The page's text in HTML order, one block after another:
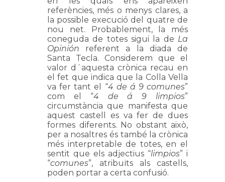
referències, més o menys clares, a
la possible execució del quatre de
nou net. Probablement, la més
coneguda de totes sigui la de La
Opinión referent a la diada de
Santa Tecla. Considerem que el
valor d´aquesta crònica recau en
el fet que indica que la Colla Vella
va fer tant el “4 de á 9 comunes”
com el “4 de á 9 limpios”
circumstància que manifesta que
aquest castell es va fer de dues
formes diferents. No obstant això,
per a nosaltres és també la crònica
més interpretable de totes, en el
sentit que els adjectius “limpios” i
“comunes”, atribuïts als castells,
poden portar a certa confusió.